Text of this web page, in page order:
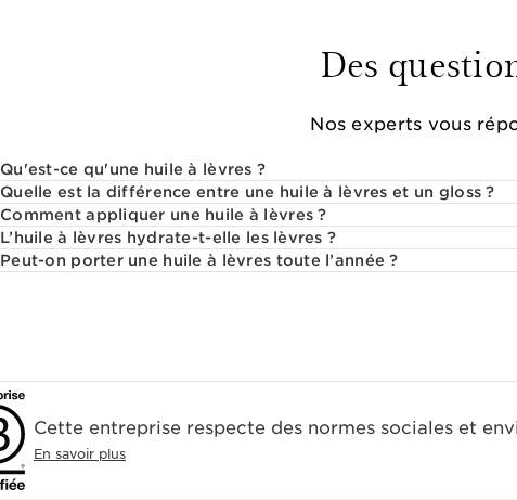
Des
Nos experts vous
Qu'est-ce qu'une huile à lèvres ?
Quelle est la différence entre une huile à lèvres et un gloss ?
Comment appliquer une huile à lèvres ?
L’huile à lèvres hydrate-t-elle les lèvres ?
Peut-on porter une huile à lèvres toute l’année ?
Cette entreprise respecte des normes sociales et
En savoir plus